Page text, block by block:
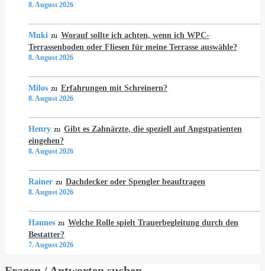
8. August 2026
Muki zu Worauf sollte ich achten, wenn ich WPC-
Terrassenboden oder Fliesen für meine Terrasse auswähle?
8. August 2026
Milos zu Erfahrungen mit Schreinern?
8. August 2026
Henry zu Gibt es Zahnärzte, die speziell auf Angstpatienten
eingehen?
8. August 2026
Rainer zu Dachdecker oder Spengler beauftragen
8. August 2026
Hannes zu Welche Rolle spielt Trauerbegleitung durch den
Bestatter?
7. August 2026